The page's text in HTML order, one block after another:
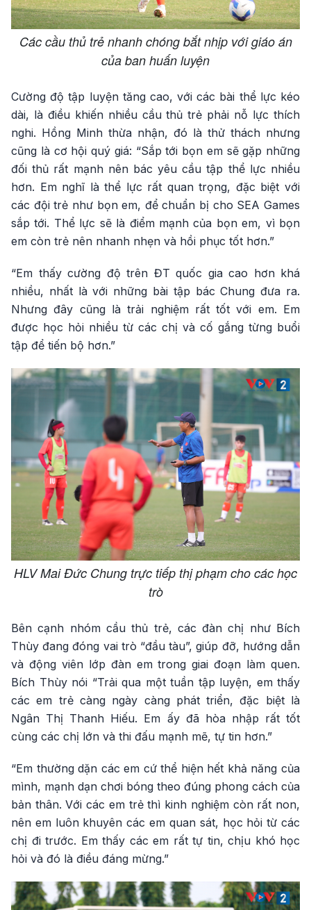
Các cầu thủ trẻ nhanh chóng bắt nhịp với giáo án
của ban huấn luyện
Cường độ tập luyện tăng cao, với các bài thể lực kéo
dài, là điều khiến nhiều cầu thủ trẻ phải nỗ lực thích
nghi. Hồng Minh thừa nhận, đó là thử thách nhưng
cũng là cơ hội quý giá: “Sắp tới bọn em sẽ gặp những
đối thủ rất mạnh nên bác yêu cầu tập thể lực nhiều
hơn. Em nghĩ là thể lực rất quan trọng, đặc biệt với
các đội trẻ như bọn em, để chuẩn bị cho SEA Games
sắp tới. Thể lực sẽ là điểm mạnh của bọn em, vì bọn
em còn trẻ nên nhanh nhẹn và hồi phục tốt hơn.”
“Em thấy cường độ trên ĐT quốc gia cao hơn khá
nhiều, nhất là với những bài tập bác Chung đưa ra.
Nhưng đây cũng là trải nghiệm rất tốt với em. Em
được học hỏi nhiều từ các chị và cố gắng từng buổi
tập để tiến bộ hơn.”
HLV Mai Đức Chung trực tiếp thị phạm cho các học
trò
Bên cạnh nhóm cầu thủ trẻ, các đàn chị như Bích
Thùy đang đóng vai trò “đầu tàu”, giúp đỡ, hướng dẫn
và động viên lớp đàn em trong giai đoạn làm quen.
Bích Thùy nói “Trải qua một tuần tập luyện, em thấy
các em trẻ càng ngày càng phát triển, đặc biệt là
Ngân Thị Thanh Hiếu. Em ấy đã hòa nhập rất tốt
cùng các chị lớn và thi đấu mạnh mẽ, tự tin hơn.”
“Em thường dặn các em cứ thể hiện hết khả năng của
mình, mạnh dạn chơi bóng theo đúng phong cách của
bản thân. Với các em trẻ thì kinh nghiệm còn rất non,
nên em luôn khuyên các em quan sát, học hỏi từ các
chị đi trước. Em thấy các em rất tự tin, chịu khó học
hỏi và đó là điều đáng mừng.”